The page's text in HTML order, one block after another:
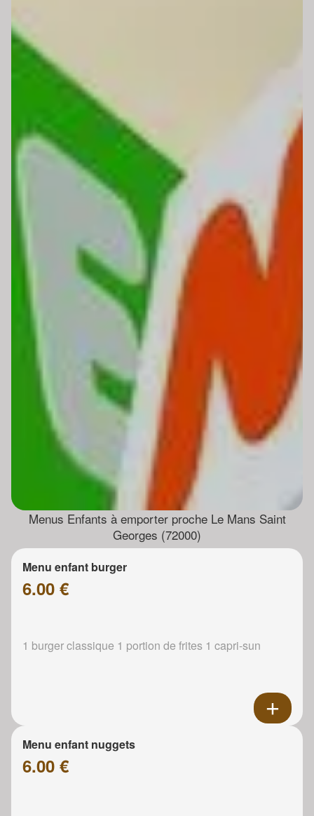
Menus Enfants à emporter proche Le Mans Saint
Georges (72000)
Menu enfant burger
6.00 €
1 burger classique 1 portion de frites 1 capri-sun
Menu enfant nuggets
6.00 €